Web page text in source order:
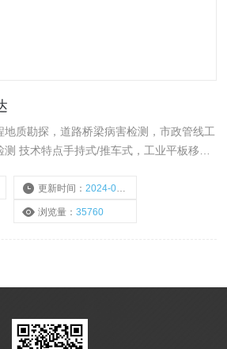
质勘探，道路桥梁病害检测，市政管线工
技术特点手持式/推车式，工业平板移动
更新时间： 2024-03-26
浏览量： 35760